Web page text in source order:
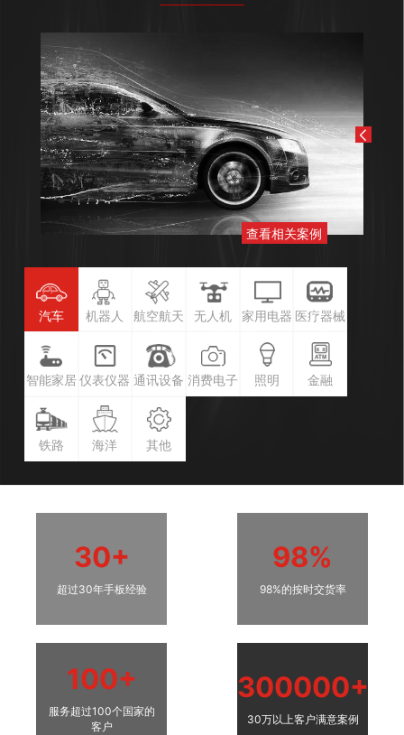
查看相关案例
汽车 机器人 航空航天 无人机 家用电器 医疗器械
智能家居 仪表仪器 通讯设备 消费电子 照明 金融
铁路 海洋 其他
30+
超过30年手板经验
98%
98%的按时交货率
100+
服务超过100个国家的
客户
300000+
30万以上客户满意案例